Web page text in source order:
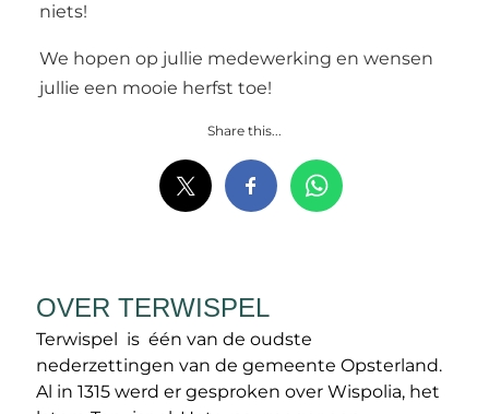
niets!
We hopen op jullie medewerking en wensen
jullie een mooie herfst toe!
Share this...
OVER TERWISPEL
Terwispel is één van de oudste
nederzettingen van de gemeente Opsterland.
Al in 1315 werd er gesproken over Wispolia, het